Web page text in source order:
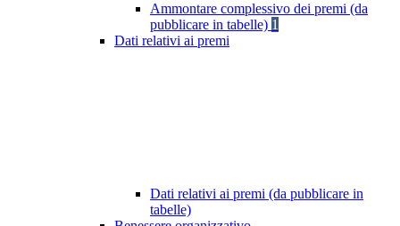
Ammontare complessivo dei premi (da
pubblicare in tabelle) 1
Dati relativi ai premi
Dati relativi ai premi (da pubblicare in
tabelle)